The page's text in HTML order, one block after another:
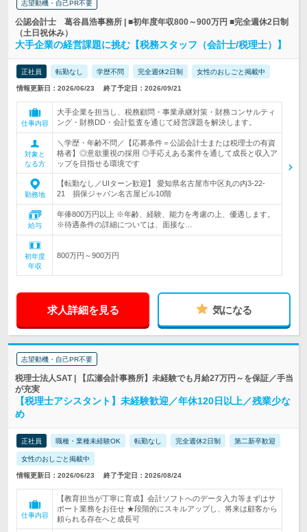
志望動機・自己PR不要
公認会計士 葛谷昌浩事務所 | ■初年度年収800～900万円 ■完全週休2日制
（土日祝休み）
大手企業の経営課題に挑む【税務スタッフ（会計士/税理士）】
正社員 転勤なし 学歴不問 完全週休2日制 女性のおしごと掲載中
情報更新日：2026/06/23 終了予定日：2026/09/21
仕事内容
大手企業を担当し、税務顧問・事業承継対策・財務コンサルティ
ング・財務DD・会計監査を通じて経営課題を解決します。
対象と
なる方
＼学歴・年齢不問／【応募条件＝公認会計士または税理士の有資
格者】◎意欲重視の採用 ◎手応えある案件を通して成長と収入ア
ップを目指せる環境です
勤務地
【転勤なし／UIターン歓迎】 愛知県名古屋市中区丸の内3-22-
21 損保ジャパン名古屋ビル10階
給与
年俸800万円以上 ※年齢、経験、能力を考慮の上、優遇します。
※待遇条件の詳細については、面接な…
初年度
年収
800万円～900万円
求人詳細を見る 気になる
志望動機・自己PR不要
税理士法人SAT | 【広瀬会計事務所】未経験でも月給27万円～を保証／手当
が充実
【税理士アシスタント】未経験歓迎／年休120日以上／残業少な
め
正社員 職種・業種未経験OK 転勤なし 完全週休2日制 第二新卒歓迎
女性のおしごと掲載中
情報更新日：2026/06/23 終了予定日：2026/08/24
仕事内容
【教育担当が丁寧に育成】会計ソフトへのデータ入力等まずはサ
ポート業務をお任せ ★段階的にスキルアップし、将来は顧客から
頼られる存在へと成長可